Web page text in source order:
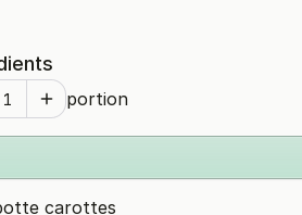
portion
carottes